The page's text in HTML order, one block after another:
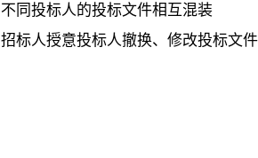
不同投标人的投标文件相互混装
招标人授意投标人撤换、修改投标文件